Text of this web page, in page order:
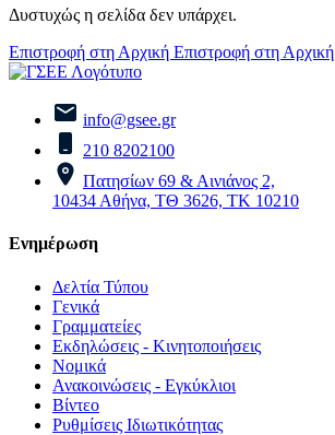
Δυστυχώς η σελίδα δεν υπάρχει.
Επιστροφή στη Αρχική Επιστροφή στη Αρχική
info@gsee.gr
210 8202100
Πατησίων 69 & Αινιάνος 2,
10434 Αθήνα, ΤΘ 3626, ΤΚ 10210
Ενημέρωση
Δελτία Τύπου
Γενικά
Γραμματείες
Εκδηλώσεις - Κινητοποιήσεις
Νομικά
Ανακοινώσεις - Εγκύκλιοι
Βίντεο
Ρυθμίσεις Ιδιωτικότητας